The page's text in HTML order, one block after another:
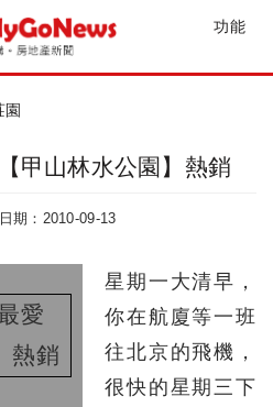
功能
園
甲山林水公園】熱銷
日期：2010-09-13
星期一大清早，
你在航廈等一班
往北京的飛機，
很快的星期三下